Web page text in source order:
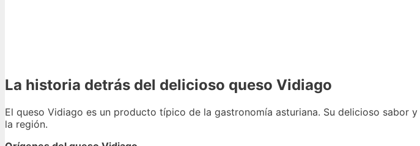
La historia detrás del delicioso queso Vidiago
El queso Vidiago es un producto típico de la gastronomía asturiana. Su delicioso sabor
la región.